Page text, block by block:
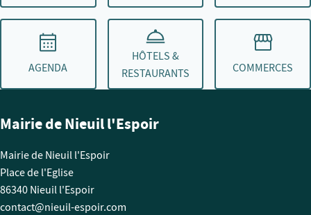
AGENDA
HÔTELS &
RESTAURANTS
COMMERCES
Mairie de Nieuil l'Espoir
Mairie de Nieuil l'Espoir
Place de l'Eglise
86340 Nieuil l'Espoir
contact@nieuil-espoir.com